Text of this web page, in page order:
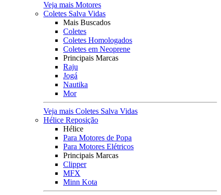
Veja mais Motores
Coletes Salva Vidas
Mais Buscados
Coletes
Coletes Homologados
Coletes em Neoprene
Principais Marcas
Raju
Jogá
Nautika
Mor
Veja mais Coletes Salva Vidas
Hélice Reposição
Hélice
Para Motores de Popa
Para Motores Elétricos
Principais Marcas
Clipper
MFX
Minn Kota